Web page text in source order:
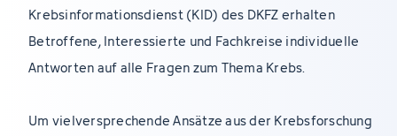
Krebsinformationsdienst (KID) des DKFZ erhalten
Betroffene, Interessierte und Fachkreise individuelle
Antworten auf alle Fragen zum Thema Krebs.
Um vielversprechende Ansätze aus der Krebsforschung